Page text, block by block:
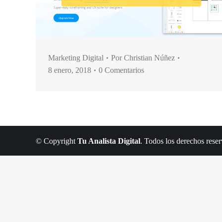
Marketing Digital PorChristian Núñez
8 enero, 2018
0 Comentarios
© Copyright Tu Analista Digital. Todos los derechos